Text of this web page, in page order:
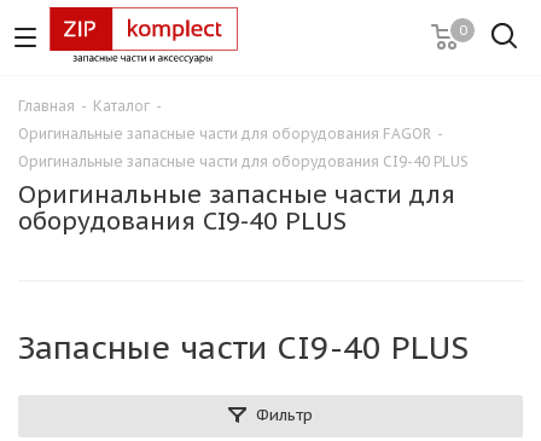
0
Главная - Каталог -
Оригинальные запасные части для оборудования FAGOR -
Оригинальные запасные части для оборудования CI9-40 PLUS
Оригинальные запасные части для
оборудования CI9-40 PLUS
Запасные части CI9-40 PLUS
Фильтр